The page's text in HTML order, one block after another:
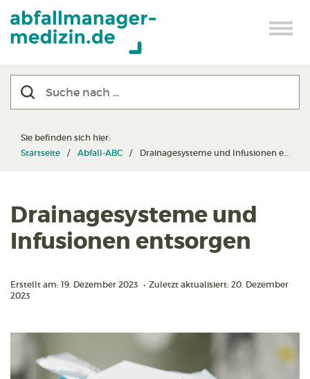
Sie befinden sich hier:
Startseite
Abfall-ABC Drainagesysteme und Infusionen entsorgen
Drainagesysteme und
Infusionen entsorgen
Erstellt am: 19. Dezember 2023 • Zuletzt aktualisiert: 20. Dezember
2023